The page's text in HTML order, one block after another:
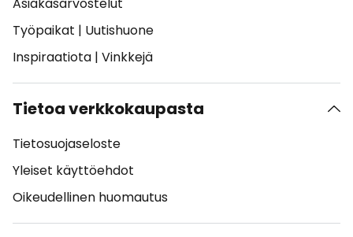
Työpaikat | Uutishuone
Inspiraatiota | Vinkkejä
Tietoa verkkokaupasta
Tietosuojaseloste
Yleiset käyttöehdot
Oikeudellinen huomautus